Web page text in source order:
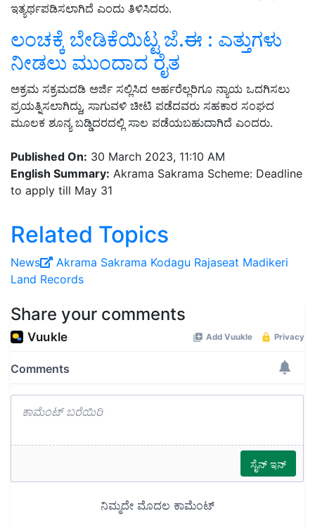
ಇತ್ಯರ್ಥಪಡಿಸಲಾಗಿದೆ ಎಂದು ತಿಳಿಸಿದರು.
ಲಂಚಕ್ಕೆ ಬೇಡಿಕೆಯಿಟ್ಟ ಜೆ.ಈ : ಎತ್ತುಗಳು
ನೀಡಲು ಮುಂದಾದ ರೈತ
ಅಕ್ರಮ ಸಕ್ರಮದಡಿ ಅರ್ಜಿ ಸಲ್ಲಿಸಿದ ಅರ್ಹರೆಲ್ಲರಿಗೂ ನ್ಯಾಯ ಒದಗಿಸಲು
ಪ್ರಯತ್ನಿಸಲಾಗಿದ್ದು, ಸಾಗುವಳಿ ಚೀಟಿ ಪಡೆದವರು ಸಹಕಾರ ಸಂಘದ
ಮೂಲಕ ಶೂನ್ಯ ಬಡ್ಡಿದರದಲ್ಲಿ ಸಾಲ ಪಡೆಯಬಹುದಾಗಿದೆ ಎಂದರು.
Published On: 30 March 2023, 11:10 AM
English Summary: Akrama Sakrama Scheme: Deadline
to apply till May 31
Related Topics
News Akrama Sakrama Kodagu Rajaseat Madikeri
Land Records
Share your comments